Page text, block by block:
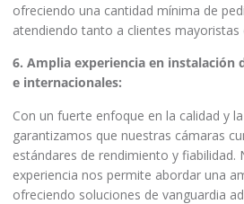
ofreciendo una cantidad mínima de
atendiendo tanto a clientes
6. Amplia experiencia en instalación
e internacionales:
Con un fuerte enfoque en la calidad y
garantizamos que nuestras cámaras
estándares de rendimiento y fiabilidad.
experiencia nos permite abordar una
ofreciendo soluciones de vanguardia